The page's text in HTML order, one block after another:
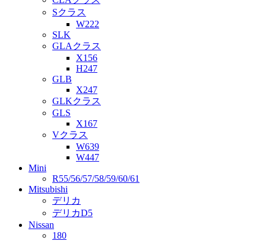
Sクラス
W222
SLK
GLAクラス
X156
H247
GLB
X247
GLKクラス
GLS
X167
Vクラス
W639
W447
Mini
R55/56/57/58/59/60/61
Mitsubishi
デリカ
デリカD5
Nissan
180